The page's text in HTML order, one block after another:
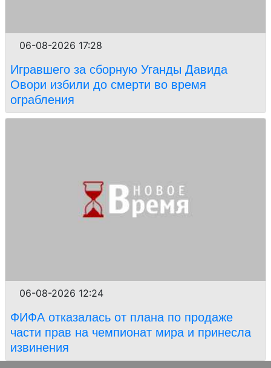
06-08-2026 17:28
Игравшего за сборную Уганды Давида
Овори избили до смерти во время
ограбления
06-08-2026 12:24
ФИФА отказалась от плана по продаже
части прав на чемпионат мира и принесла
извинения